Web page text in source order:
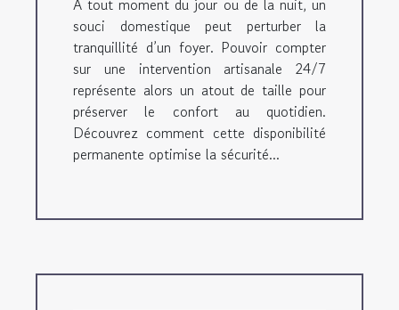
souci domestique peut perturber la
tranquillité d’un foyer. Pouvoir compter
sur une intervention artisanale 24/7
représente alors un atout de taille pour
préserver le confort au quotidien.
Découvrez comment cette disponibilité
permanente optimise la sécurité...